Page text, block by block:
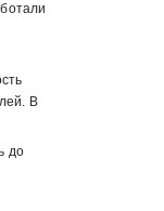
В
до